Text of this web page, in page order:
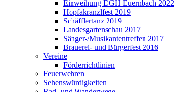
Einweihung DGH Euernbach 2022
Hopfakranzlfest 2019
Schäfflertanz 2019
Landesgartenschau 2017
Sänger-/Musikantentreffen 2017
Brauerei- und Bürgerfest 2016
Vereine
Förderrichtlinien
Feuerwehren
Sehenswürdigkeiten